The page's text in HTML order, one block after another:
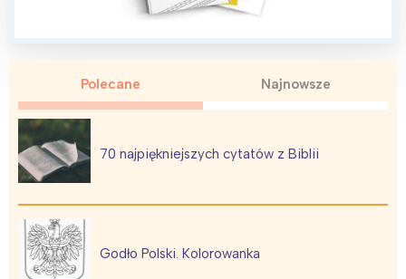
Polecane Najnowsze
70 najpiękniejszych cytatów z Biblii
Godło Polski. Kolorowanka
Interesują mnie wydarzenia z
Warszawa
Łódź
Trójmiasto
Poznań
Kraków